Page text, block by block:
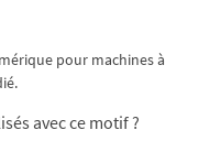
pour machines à
avec ce motif ?